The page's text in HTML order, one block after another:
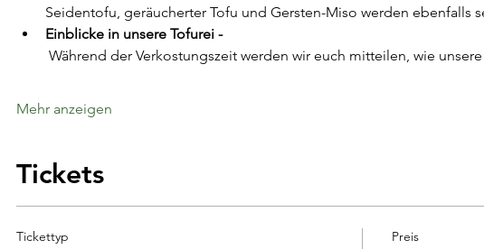
Seidentofu, geräucherter Tofu und Gersten-Miso werden ebenfalls
Einblicke in unsere Tofurei -
Während der Verkostungszeit werden wir euch mitteilen, wie
Mehr anzeigen
Tickets
Tickettyp Preis